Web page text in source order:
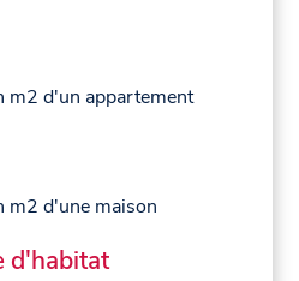
m2 d'un appartement
m2 d'une maison
d'habitat